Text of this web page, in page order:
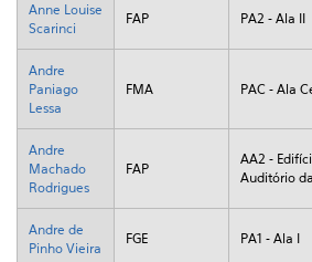
Anne Louise
Scarinci
FAP PA2 - Ala II
Andre
Paniago
Lessa
FMA PAC - Ala
Andre
Machado
Rodrigues
FAP
AA2 -
Auditório
Andre de
Pinho Vieira
FGE PA1 - Ala I